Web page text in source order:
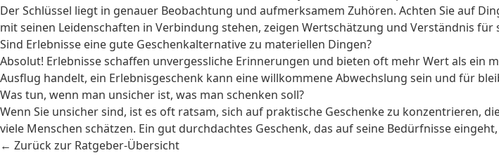
Der Schlüssel liegt in genauer Beobachtung und aufmerksamem Zuhören. Achten Sie auf
mit seinen Leidenschaften in Verbindung stehen, zeigen Wertschätzung und Verständnis für
Sind Erlebnisse eine gute Geschenkalternative zu materiellen Dingen?
Absolut! Erlebnisse schaffen unvergessliche Erinnerungen und bieten oft mehr Wert als ein
Ausflug handelt, ein Erlebnisgeschenk kann eine willkommene Abwechslung sein und für
Was tun, wenn man unsicher ist, was man schenken soll?
Wenn Sie unsicher sind, ist es oft ratsam, sich auf praktische Geschenke zu konzentrieren,
viele Menschen schätzen. Ein gut durchdachtes Geschenk, das auf seine Bedürfnisse
← Zurück zur Ratgeber-Übersicht